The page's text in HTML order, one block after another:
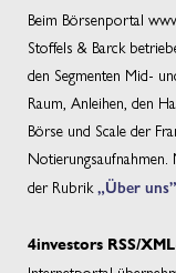
Beim Börsenportal
Stoffels & Barck
den Segmenten Mid-
Raum, Anleihen, den
Börse und Scale der
Notierungsaufnahmen.
der Rubrik„Über uns”
4investors RSS/